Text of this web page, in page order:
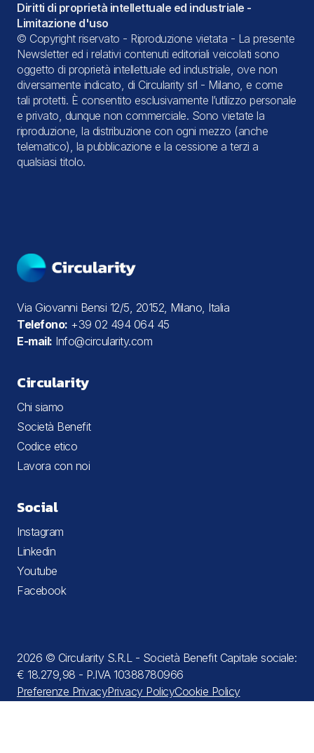
Diritti di proprietà intellettuale ed industriale -
Limitazione d'uso
© Copyright riservato - Riproduzione vietata - La presente
Newsletter ed i relativi contenuti editoriali veicolati sono
oggetto di proprietà intellettuale ed industriale, ove non
diversamente indicato, di Circularity srl - Milano, e come
tali protetti. È consentito esclusivamente l’utilizzo personale
e privato, dunque non commerciale. Sono vietate la
riproduzione, la distribuzione con ogni mezzo (anche
telematico), la pubblicazione e la cessione a terzi a
qualsiasi titolo.
Via Giovanni Bensi 12/5, 20152, Milano, Italia
Telefono: +39 02 494 064 45
E-mail: Info@circularity.com
Circularity
Chi siamo
Società Benefit
Codice etico
Lavora con noi
Social
Instagram
Linkedin
Youtube
Facebook
2026 © Circularity S.R.L - Società Benefit Capitale sociale:
€ 18.279,98 - P.IVA 10388780966
Preferenze PrivacyPrivacy PolicyCookie Policy